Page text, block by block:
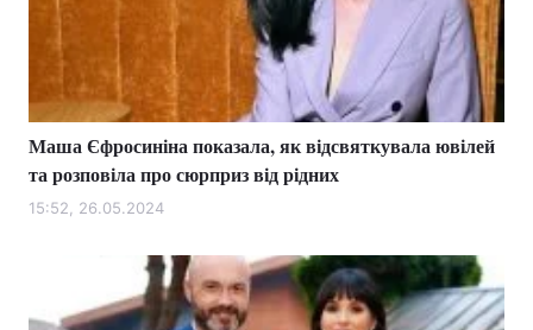
Маша Єфросиніна показала, як відсвяткувала ювілей
та розповіла про сюрприз від рідних
15:52, 26.05.2024